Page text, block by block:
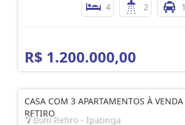
4 2 1
R$ 1.200.000,00
CASA COM 3 APARTAMENTOS À
RETIRO
Bom Retiro - Ipatinga